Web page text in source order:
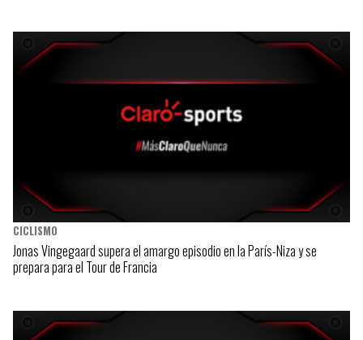
CICLISMO
Jonas Vingegaard supera el amargo episodio en la París-Niza y se
prepara para el Tour de Francia